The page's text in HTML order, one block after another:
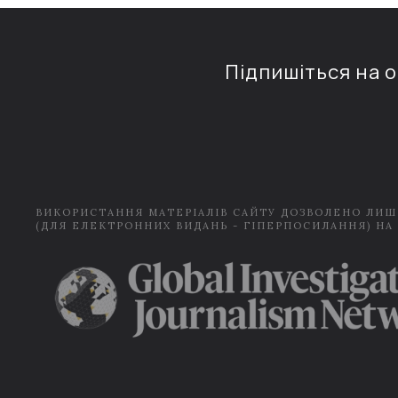
Підпишіться на
ВИКОРИСТАННЯ МАТЕРІАЛІВ САЙТУ ДОЗВОЛЕНО
(ДЛЯ ЕЛЕКТРОННИХ ВИДАНЬ - ГІПЕРПОСИЛАННЯ) НА